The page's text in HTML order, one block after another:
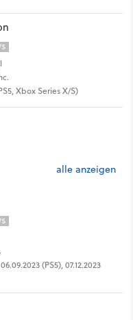
Xbox Series X/S)
alle anzeigen
(PS5), 07.12.2023